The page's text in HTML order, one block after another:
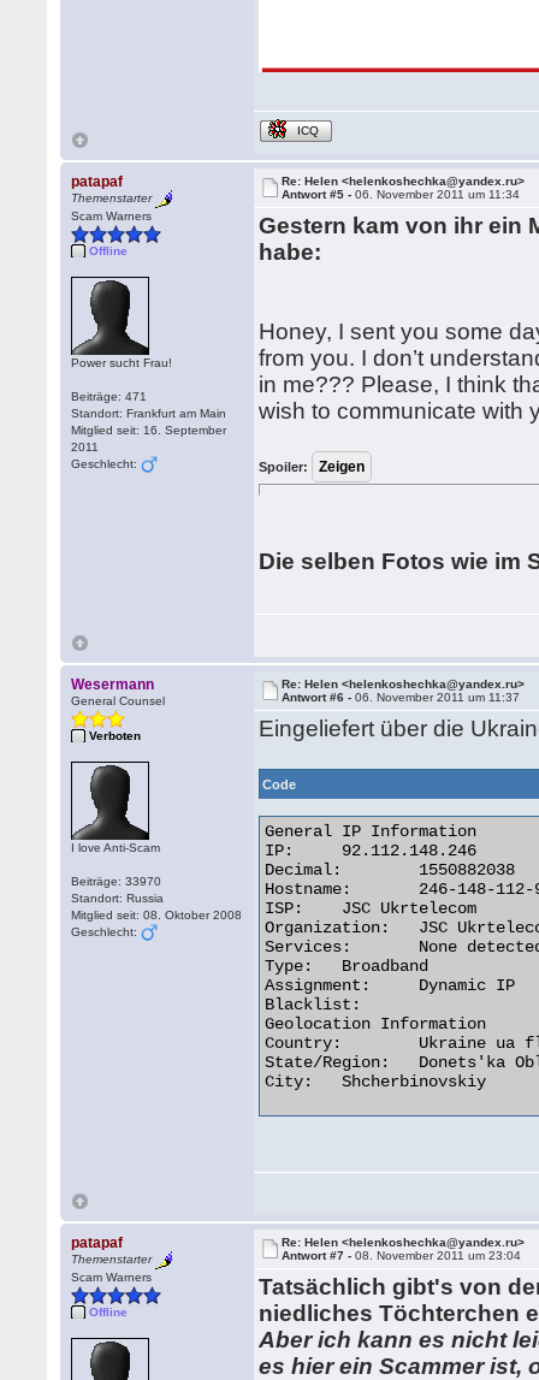
ICQ
patapaf
Themenstarter
Scam Warners
Offline
Power sucht Frau!
Beiträge: 471
Standort: Frankfurt am Main
Mitglied seit: 16. September
2011
Geschlecht:
Re: Helen <helenkoshechka@yandex.ru>
Antwort #5 -06. November 2011 um 11:34
Gestern kam von ihr ein
habe:
Honey, I sent you some
from you. I don’t
in me??? Please, I think
wish to communicate with
Spoiler:
Die selben Fotos wie im
Wesermann
General Counsel
Verboten
I love Anti-Scam
Beiträge: 33970
Standort: Russia
Mitglied seit: 08. Oktober 2008
Geschlecht:
Re: Helen <helenkoshechka@yandex.ru>
Antwort #6 -06. November 2011 um 11:37
Eingeliefert über die
Code
General IP Information
IP:	92.112.148.246
Decimal:	1550882038
Hostname:	246-148-112-92.pool.ukrtel.net
ISP:	JSC Ukrtelecom
Organization:	JSC Ukrtelecom
Services:	None detected
Type:	Broadband
Assignment:	Dynamic IP
Blacklist:
Geolocation Information
Country:	Ukraine ua flag
State/Region:	Donets'ka Oblast'
City:	Shcherbinovskiy
patapaf
Themenstarter
Scam Warners
Offline
Re: Helen <helenkoshechka@yandex.ru>
Antwort #7 -08. November 2011 um 23:04
Tatsächlich gibt's von
niedliches Töchterchen
Aber ich kann es nicht
es hier ein Scammer ist,